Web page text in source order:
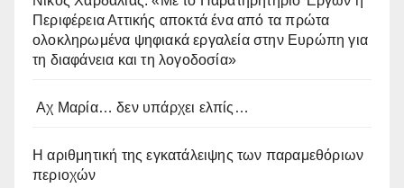
Περιφέρεια Αττικής αποκτά ένα από τα πρώτα
ολοκληρωμένα ψηφιακά εργαλεία στην Ευρώπη για
τη διαφάνεια και τη λογοδοσία»
Αχ Μαρία… δεν υπάρχει ελπίς…
Η αριθμητική της εγκατάλειψης των παραμεθόριων
περιοχών